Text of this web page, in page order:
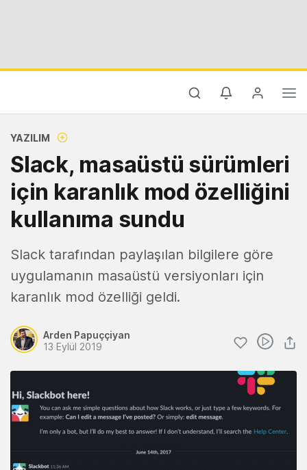
YAZILIM
Slack, masaüstü sürümleri
için karanlık mod özelliğini
kullanıma sundu
Slack tarafından paylaşılan bilgilere göre
uygulamanın masaüstü versiyonları için
karanlık mod özelliği geldi.
Arden Papuççiyan
13 Eylül 2019